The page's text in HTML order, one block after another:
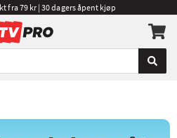
fra 79 kr | 30 dagers åpent kjøp